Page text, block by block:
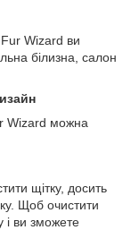
Wizard ви
білизна, салон
Wizard можна
щітку, досить
Щоб очистити
і ви зможете